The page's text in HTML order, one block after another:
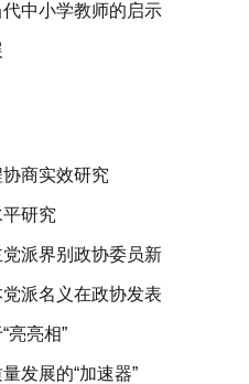
中小学教师的启示
商实效研究
研究
派界别政协委员新
派名义在政协发表
亮亮相”
发展的“加速器”